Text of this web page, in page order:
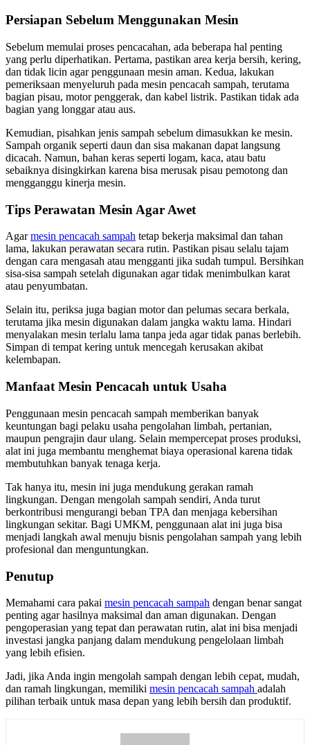
Persiapan Sebelum Menggunakan Mesin
Sebelum memulai proses pencacahan, ada beberapa hal penting
yang perlu diperhatikan. Pertama, pastikan area kerja bersih, kering,
dan tidak licin agar penggunaan mesin aman. Kedua, lakukan
pemeriksaan menyeluruh pada mesin pencacah sampah, terutama
bagian pisau, motor penggerak, dan kabel listrik. Pastikan tidak ada
bagian yang longgar atau aus.
Kemudian, pisahkan jenis sampah sebelum dimasukkan ke mesin.
Sampah organik seperti daun dan sisa makanan dapat langsung
dicacah. Namun, bahan keras seperti logam, kaca, atau batu
sebaiknya disingkirkan karena bisa merusak pisau pemotong dan
mengganggu kinerja mesin.
Tips Perawatan Mesin Agar Awet
Agarmesin pencacah sampah tetap bekerja maksimal dan tahan
lama, lakukan perawatan secara rutin. Pastikan pisau selalu tajam
dengan cara mengasah atau mengganti jika sudah tumpul. Bersihkan
sisa-sisa sampah setelah digunakan agar tidak menimbulkan karat
atau penyumbatan.
Selain itu, periksa juga bagian motor dan pelumas secara berkala,
terutama jika mesin digunakan dalam jangka waktu lama. Hindari
menyalakan mesin terlalu lama tanpa jeda agar tidak panas berlebih.
Simpan di tempat kering untuk mencegah kerusakan akibat
kelembapan.
Manfaat Mesin Pencacah untuk Usaha
Penggunaan mesin pencacah sampah memberikan banyak
keuntungan bagi pelaku usaha pengolahan limbah, pertanian,
maupun pengrajin daur ulang. Selain mempercepat proses produksi,
alat ini juga membantu menghemat biaya operasional karena tidak
membutuhkan banyak tenaga kerja.
Tak hanya itu, mesin ini juga mendukung gerakan ramah
lingkungan. Dengan mengolah sampah sendiri, Anda turut
berkontribusi mengurangi beban TPA dan menjaga kebersihan
lingkungan sekitar. Bagi UMKM, penggunaan alat ini juga bisa
menjadi langkah awal menuju bisnis pengolahan sampah yang lebih
profesional dan menguntungkan.
Penutup
Memahami cara pakai mesin pencacah sampah dengan benar sangat
penting agar hasilnya maksimal dan aman digunakan. Dengan
pengoperasian yang tepat dan perawatan rutin, alat ini bisa menjadi
investasi jangka panjang dalam mendukung pengelolaan limbah
yang lebih efisien.
Jadi, jika Anda ingin mengolah sampah dengan lebih cepat, mudah,
dan ramah lingkungan, memiliki mesin pencacah sampah adalah
pilihan terbaik untuk masa depan yang lebih bersih dan produktif.